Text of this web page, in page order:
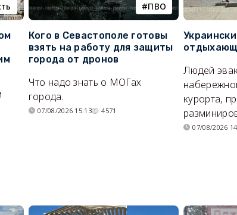
ПВО
Кого в Севастополе готовы
взять на работу для защиты
города от дронов
Что надо знать о МОГах
города.
07/08/2026 15:13 4571
Людей
курорта,
07/08/2026